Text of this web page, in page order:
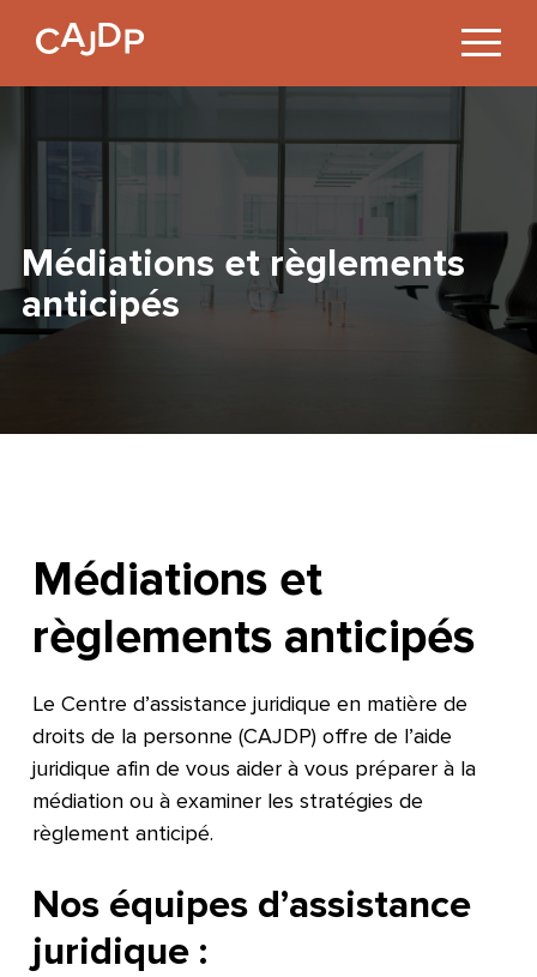
Médiations et règlements
anticipés
Médiations et
règlements anticipés
Le Centre d’assistance juridique en matière de
droits de la personne (CAJDP) offre de l’aide
juridique afin de vous aider à vous préparer à la
médiation ou à examiner les stratégies de
règlement anticipé.
Nos équipes d’assistance
juridique :